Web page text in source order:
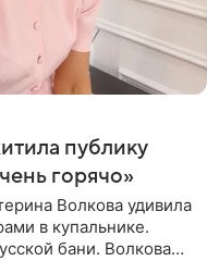
публику
горячо»
Волкова удивила
в купальнике.
бани. Волкова